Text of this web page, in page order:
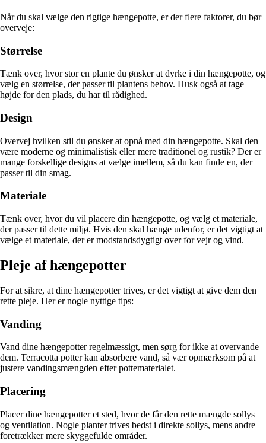
Når du skal vælge den rigtige hængepotte, er der flere faktorer, du bør
overveje:
Størrelse
Tænk over, hvor stor en plante du ønsker at dyrke i din hængepotte, og
vælg en størrelse, der passer til plantens behov. Husk også at tage
højde for den plads, du har til rådighed.
Design
Overvej hvilken stil du ønsker at opnå med din hængepotte. Skal den
være moderne og minimalistisk eller mere traditionel og rustik? Der er
mange forskellige designs at vælge imellem, så du kan finde en, der
passer til din smag.
Materiale
Tænk over, hvor du vil placere din hængepotte, og vælg et materiale,
der passer til dette miljø. Hvis den skal hænge udenfor, er det vigtigt at
vælge et materiale, der er modstandsdygtigt over for vejr og vind.
Pleje af hængepotter
For at sikre, at dine hængepotter trives, er det vigtigt at give dem den
rette pleje. Her er nogle nyttige tips:
Vanding
Vand dine hængepotter regelmæssigt, men sørg for ikke at overvande
dem. Terracotta potter kan absorbere vand, så vær opmærksom på at
justere vandingsmængden efter pottematerialet.
Placering
Placer dine hængepotter et sted, hvor de får den rette mængde sollys
og ventilation. Nogle planter trives bedst i direkte sollys, mens andre
foretrækker mere skyggefulde områder.